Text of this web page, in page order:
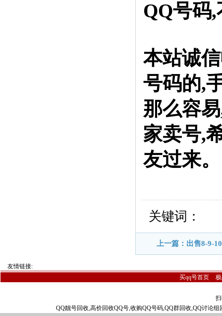
QQ号码
本站诚
号码的,
那么容
家卖号,
友过来。
关键词：
上一篇：出售8-9-
友情链接:
买qq号首页
QQ靓号回收,高价回收QQ号,收购QQ号码,QQ群回收,QQ讨论